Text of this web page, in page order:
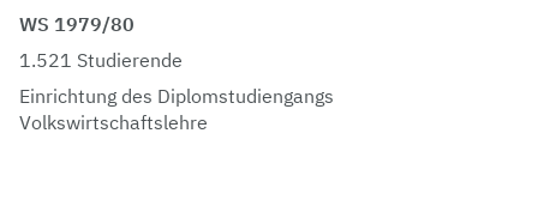
WS 1979/80
1.521 Studierende
Einrichtung des Diplomstudiengangs
Volkswirtschaftslehre